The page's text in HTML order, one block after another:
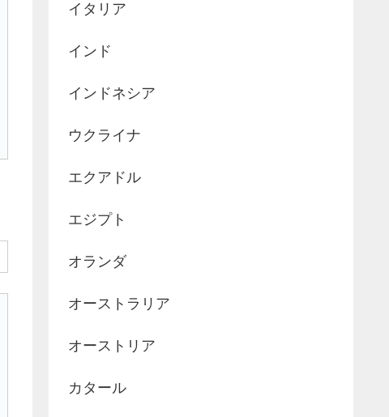
イタリア
インド
インドネシア
ウクライナ
エクアドル
エジプト
オランダ
オーストラリア
オーストリア
カタール